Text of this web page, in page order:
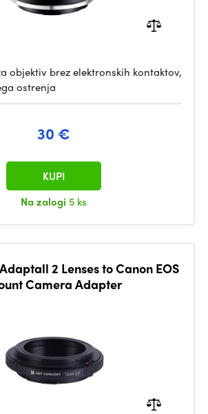
objektiv brez elektronskih kontaktov,
ostrenja
30 €
Na zalogi 5 ks
KUPI
2 Lenses to Canon EOS
Camera Adapter